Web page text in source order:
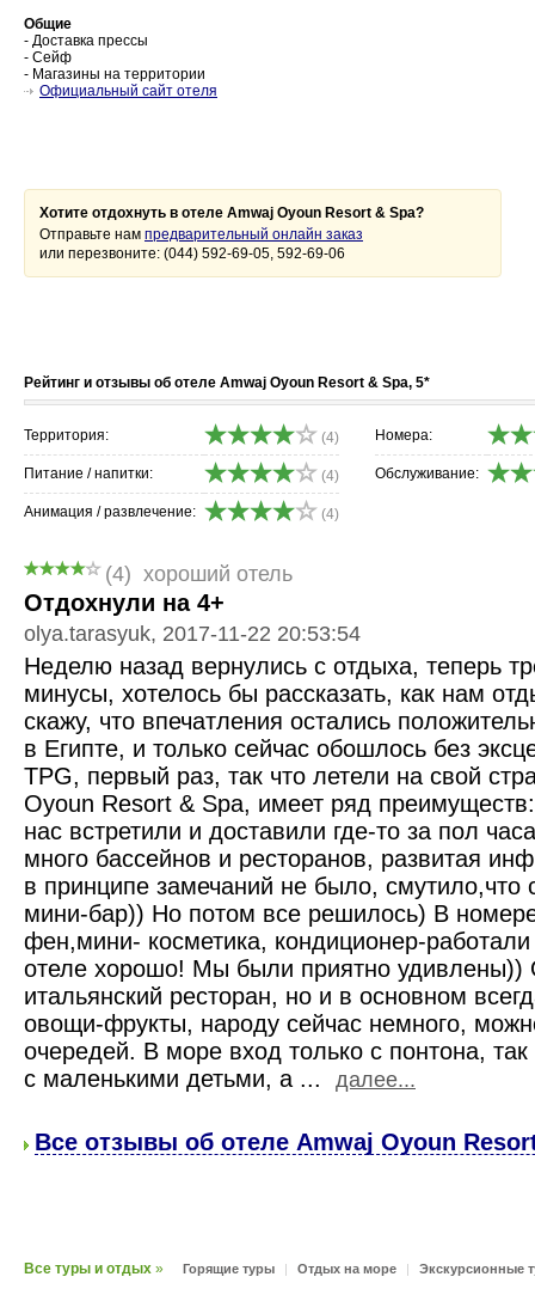
Общие
- Доставка прессы
- Сейф
- Магазины на территории
Официальный сайт отеля
Хотите отдохнуть в отеле Amwaj Oyoun Resort & Spa?
Отправьте нам предварительный онлайн заказ
или перезвоните: (044) 592-69-05, 592-69-06
Рейтинг и отзывы об отеле Amwaj Oyoun Resort & Spa, 5*
Территория: (4) Номера:
Питание / напитки: (4) Обслуживание:
Анимация / развлечение: (4)
(4) хороший отель
Отдохнули на 4+
olya.tarasyuk, 2017-11-22 20:53:54
Неделю назад вернулись с отдыха, теперь
минусы, хотелось бы рассказать, как нам
скажу, что впечатления остались
в Египте, и только сейчас обошлось без
TPG, первый раз, так что летели на свой
Oyoun Resort & Spa, имеет ряд
нас встретили и доставили где-то за пол
много бассейнов и ресторанов, развитая
в принципе замечаний не было, смутило,что
мини-бар)) Но потом все решилось) В
фен,мини- косметика, кондиционер-
отеле хорошо! Мы были приятно удивлены))
итальянский ресторан, но и в основном
овощи-фрукты, народу сейчас немного,
очередей. В море вход только с понтона,
с маленькими детьми, а ... далее...
Все отзывы об отеле Amwaj Oyoun
Все туры и отдых » Горящие туры | Отдых на море | Экскурсионные